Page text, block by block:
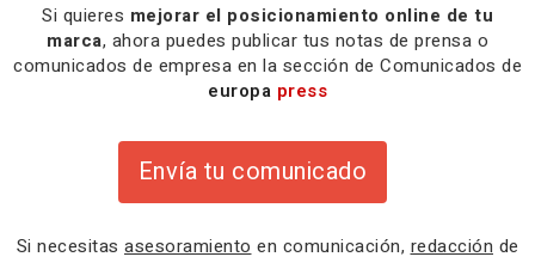
Si quieres mejorar el posicionamiento online de tu
marca, ahora puedes publicar tus notas de prensa o
comunicados de empresa en la sección de Comunicados de
europa press
Envía tu comunicado
Si necesitas asesoramiento en comunicación, redacción de